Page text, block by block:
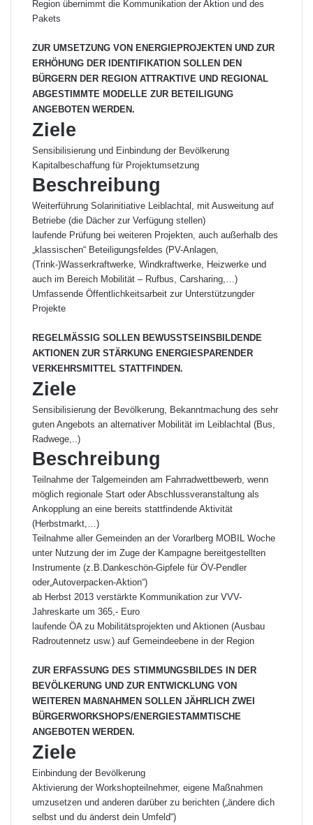
Region übernimmt die Kommunikation der Aktion und des
Pakets
ZUR UMSETZUNG VON ENERGIEPROJEKTEN UND ZUR
ERHÖHUNG DER IDENTIFIKATION SOLLEN DEN
BÜRGERN DER REGION ATTRAKTIVE UND REGIONAL
ABGESTIMMTE MODELLE ZUR BETEILIGUNG
ANGEBOTEN WERDEN.
Ziele
Sensibilisierung und Einbindung der Bevölkerung
Kapitalbeschaffung für Projektumsetzung
Beschreibung
Weiterführung Solarinitiative Leiblachtal, mit Ausweitung auf
Betriebe (die Dächer zur Verfügung stellen)
laufende Prüfung bei weiteren Projekten, auch außerhalb des
„klassischen“ Beteiligungsfeldes (PV-Anlagen,
(Trink-)Wasserkraftwerke, Windkraftwerke, Heizwerke und
auch im Bereich Mobilität – Rufbus, Carsharing,…)
Umfassende Öffentlichkeitsarbeit zur Unterstützungder
Projekte
REGELMÄSSIG SOLLEN BEWUSSTSEINSBILDENDE
AKTIONEN ZUR STÄRKUNG ENERGIESPARENDER
VERKEHRSMITTEL STATTFINDEN.
Ziele
Sensibilisierung der Bevölkerung, Bekanntmachung des sehr
guten Angebots an alternativer Mobilität im Leiblachtal (Bus,
Radwege,..)
Beschreibung
Teilnahme der Talgemeinden am Fahrradwettbewerb, wenn
möglich regionale Start oder Abschlussveranstaltung als
Ankopplung an eine bereits stattfindende Aktivität
(Herbstmarkt,…)
Teilnahme aller Gemeinden an der Vorarlberg MOBIL Woche
unter Nutzung der im Zuge der Kampagne bereitgestellten
Instrumente (z.B.Dankeschön-Gipfele für ÖV-Pendler
oder„Autoverpacken-Aktion“)
ab Herbst 2013 verstärkte Kommunikation zur VVV-
Jahreskarte um 365,- Euro
laufende ÖA zu Mobilitätsprojekten und Aktionen (Ausbau
Radroutennetz usw.) auf Gemeindeebene in der Region
ZUR ERFASSUNG DES STIMMUNGSBILDES IN DER
BEVÖLKERUNG UND ZUR ENTWICKLUNG VON
WEITEREN MAßNAHMEN SOLLEN JÄHRLICH ZWEI
BÜRGERWORKSHOPS/ENERGIESTAMMTISCHE
ANGEBOTEN WERDEN.
Ziele
Einbindung der Bevölkerung
Aktivierung der Workshopteilnehmer, eigene Maßnahmen
umzusetzen und anderen darüber zu berichten („ändere dich
selbst und du änderst dein Umfeld“)